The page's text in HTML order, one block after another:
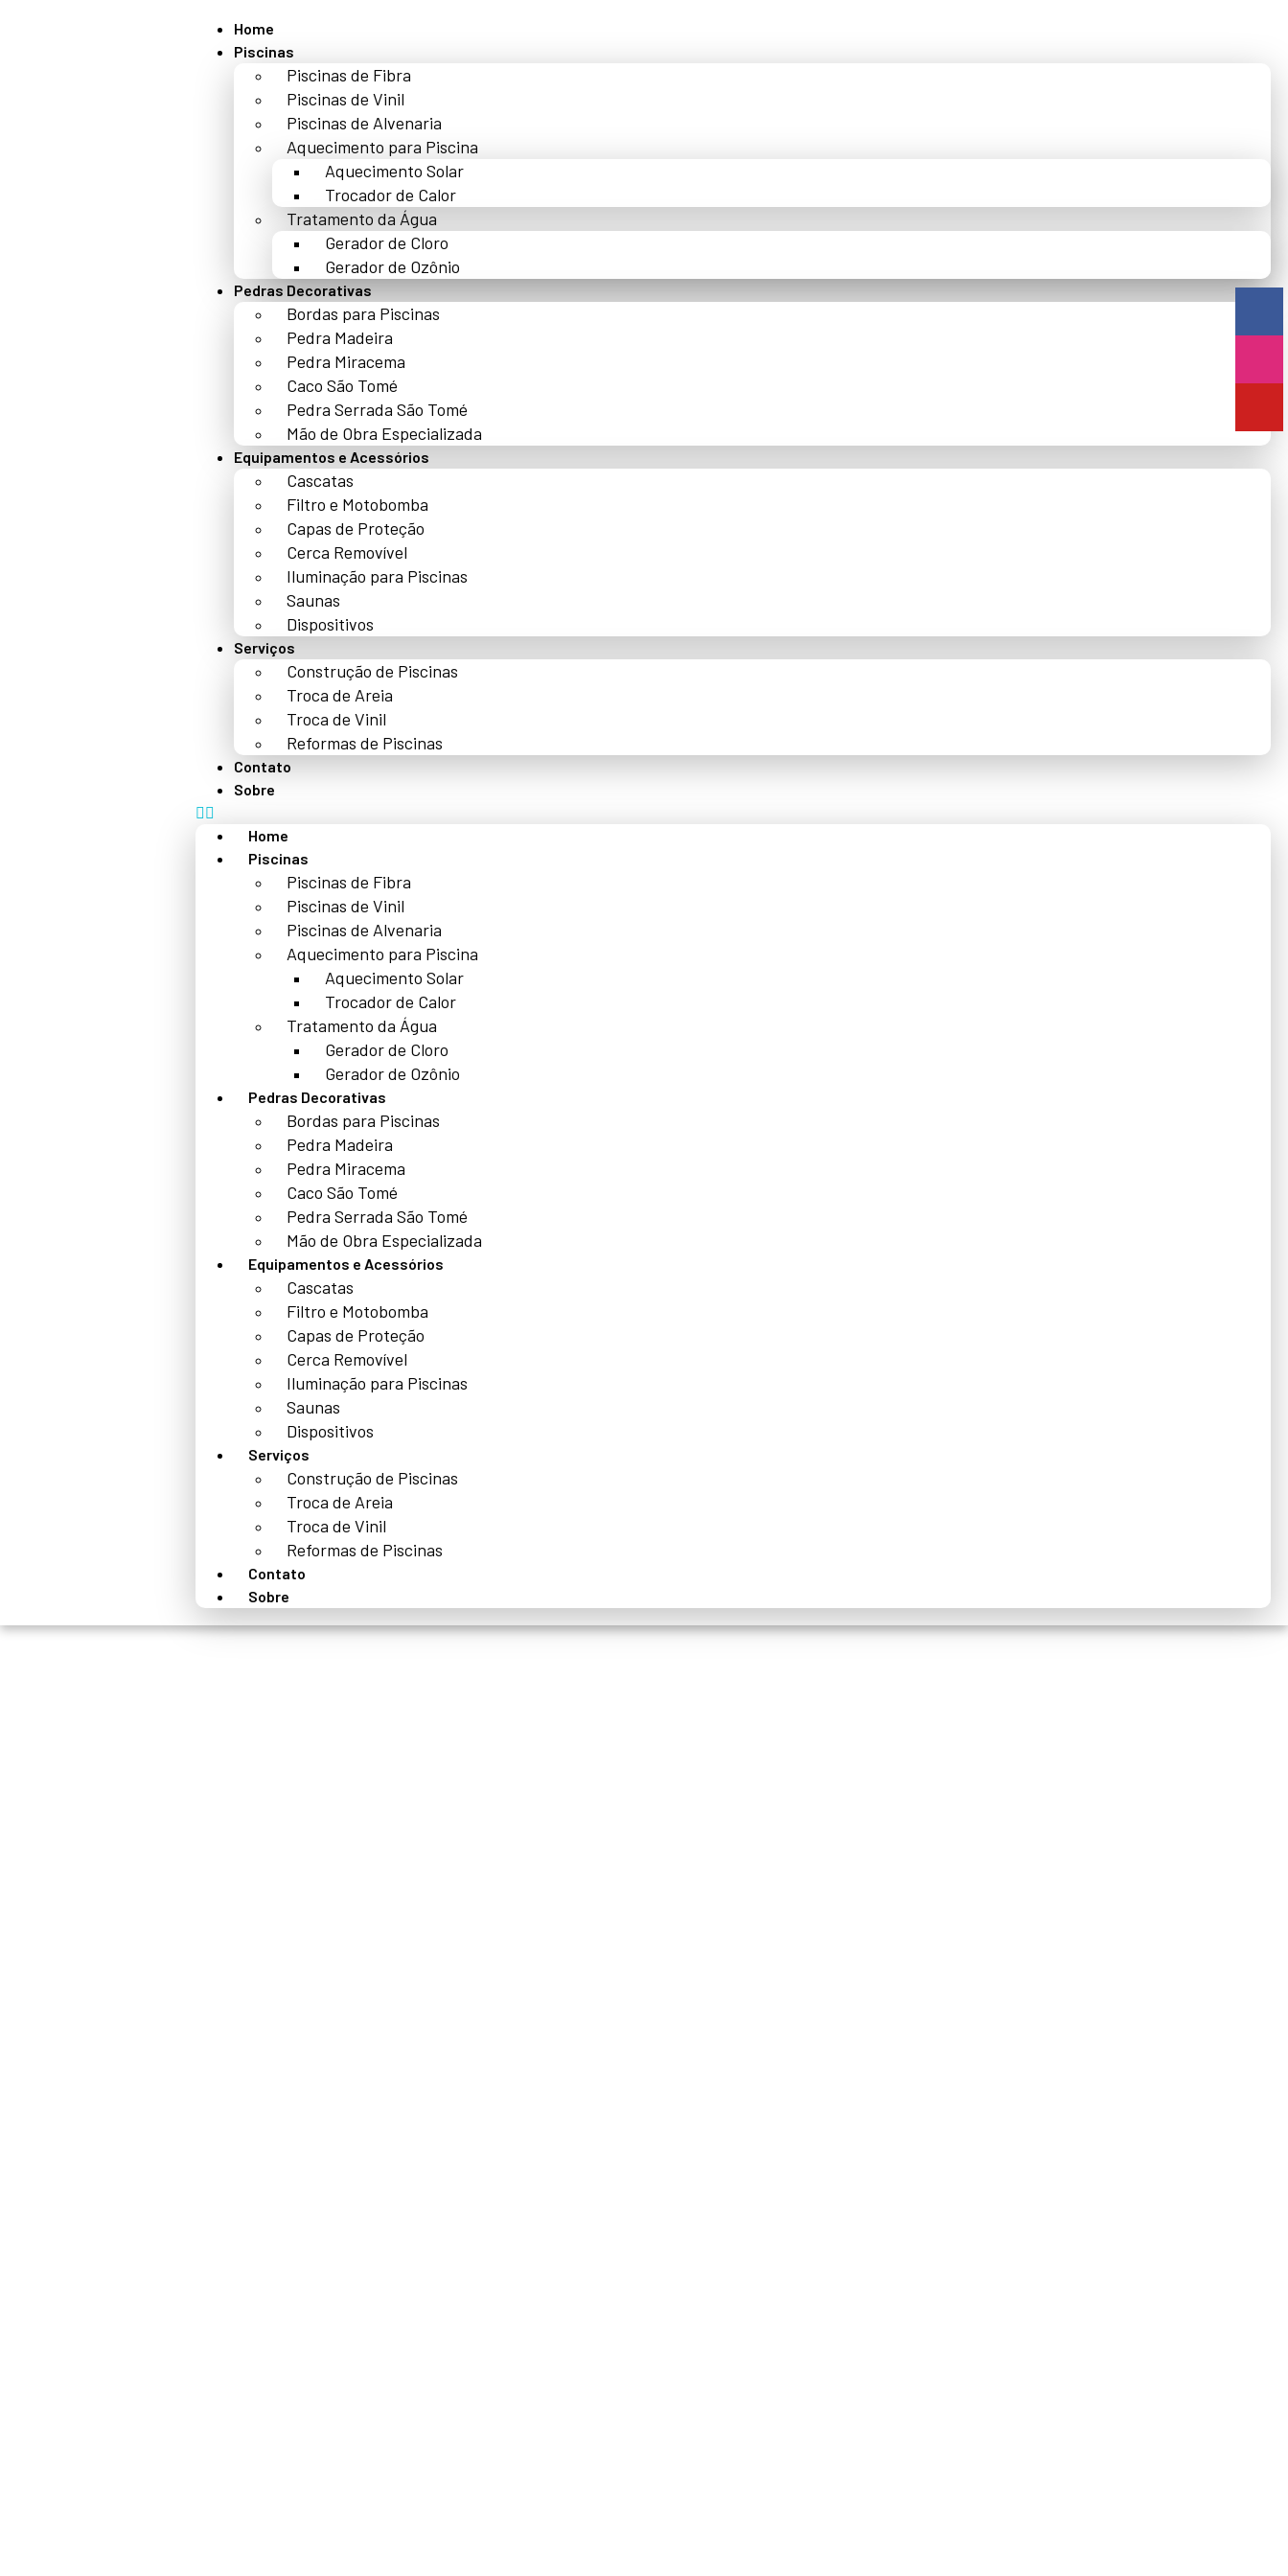
Home
Piscinas
Piscinas de Fibra
Piscinas de Vinil
Piscinas de Alvenaria
Aquecimento para Piscina
Aquecimento Solar
Trocador de Calor
Tratamento da Água
Gerador de Cloro
Gerador de Ozônio
Pedras Decorativas
Bordas para Piscinas
Pedra Madeira
Pedra Miracema
Caco São Tomé
Pedra Serrada São Tomé
Mão de Obra Especializada
Equipamentos e Acessórios
Cascatas
Filtro e Motobomba
Capas de Proteção
Cerca Removível
Iluminação para Piscinas
Saunas
Dispositivos
Serviços
Construção de Piscinas
Troca de Areia
Troca de Vinil
Reformas de Piscinas
Contato
Sobre
Home
Piscinas
Piscinas de Fibra
Piscinas de Vinil
Piscinas de Alvenaria
Aquecimento para Piscina
Aquecimento Solar
Trocador de Calor
Tratamento da Água
Gerador de Cloro
Gerador de Ozônio
Pedras Decorativas
Bordas para Piscinas
Pedra Madeira
Pedra Miracema
Caco São Tomé
Pedra Serrada São Tomé
Mão de Obra Especializada
Equipamentos e Acessórios
Cascatas
Filtro e Motobomba
Capas de Proteção
Cerca Removível
Iluminação para Piscinas
Saunas
Dispositivos
Serviços
Construção de Piscinas
Troca de Areia
Troca de Vinil
Reformas de Piscinas
Contato
Sobre